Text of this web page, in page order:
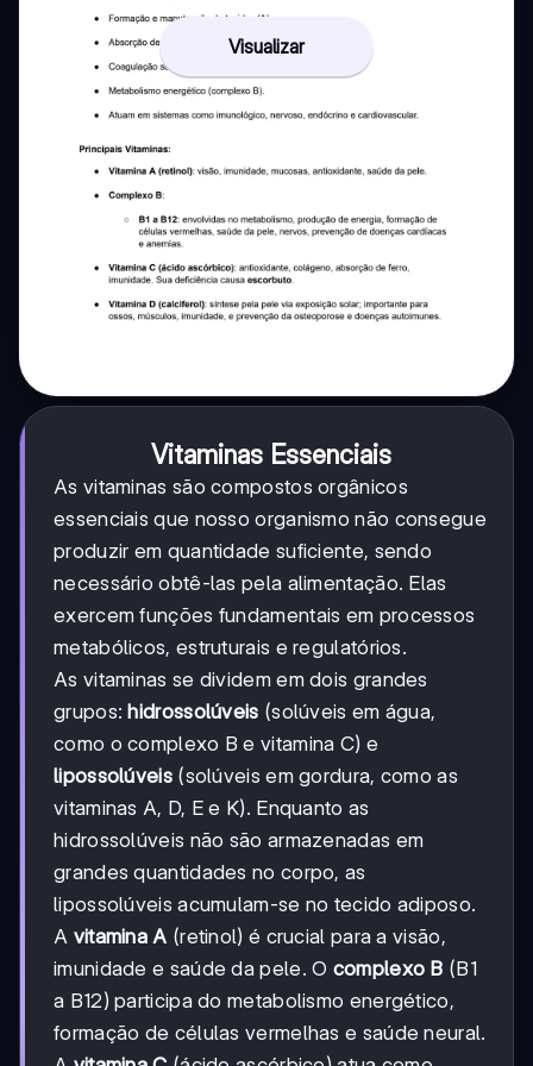
Visualizar
Vitaminas Essenciais
As vitaminas são compostos orgânicos
essenciais que nosso organismo não consegue
produzir em quantidade suficiente, sendo
necessário obtê-las pela alimentação. Elas
exercem funções fundamentais em processos
metabólicos, estruturais e regulatórios.
As vitaminas se dividem em dois grandes
grupos: hidrossolúveis (solúveis em água,
como o complexo B e vitamina C) e
lipossolúveis(solúveis em gordura, como as
vitaminas A, D, E e K). Enquanto as
hidrossolúveis não são armazenadas em
grandes quantidades no corpo, as
lipossolúveis acumulam-se no tecido adiposo.
A vitamina A (retinol) é crucial para a visão,
imunidade e saúde da pele. O complexo B (B1
a B12) participa do metabolismo energético,
formação de células vermelhas e saúde neural.